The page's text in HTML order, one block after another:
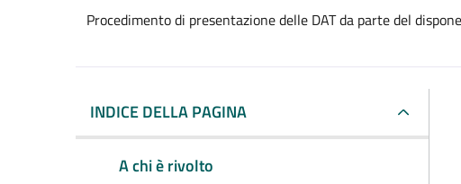
Procedimento di presentazione delle DAT da parte del
INDICE DELLA PAGINA
A chi è rivolto